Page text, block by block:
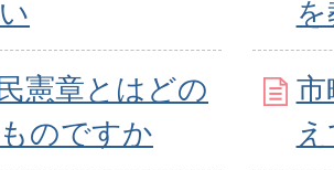
憲章とはどの
のですか
市